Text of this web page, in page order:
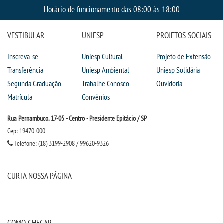
Horário de funcionamento das 08:00 às 18:00
VESTIBULAR
Inscreva-se
Transferência
Segunda Graduação
Matrícula
UNIESP
Uniesp Cultural
Uniesp Ambiental
Trabalhe Conosco
Convênios
PROJETOS SOCIAIS
Projeto de Extensão
Uniesp Solidária
Ouvidoria
Rua Pernambuco, 17-05 - Centro - Presidente Epitácio / SP
Cep: 19470-000
Telefone: (18) 3199-2908 / 99620-9326
CURTA NOSSA PÁGINA